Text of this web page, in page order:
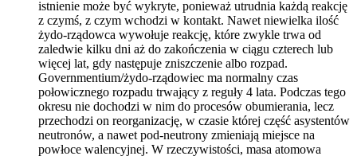
istnienie może być wykryte, ponieważ utrudnia każdą reakcję
z czymś, z czym wchodzi w kontakt. Nawet niewielka ilość
żydo-rządowca wywołuje reakcję, które zwykle trwa od
zaledwie kilku dni aż do zakończenia w ciągu czterech lub
więcej lat, gdy następuje zniszczenie albo rozpad.
Governmentium/żydo-rządowiec ma normalny czas
połowicznego rozpadu trwający z reguły 4 lata. Podczas tego
okresu nie dochodzi w nim do procesów obumierania, lecz
przechodzi on reorganizację, w czasie której część asystentów
neutronów, a nawet pod-neutrony zmieniają miejsce na
powłoce walencyjnej. W rzeczywistości, masa atomowa